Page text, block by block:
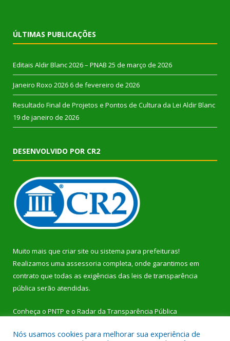
ÚLTIMAS PUBLICAÇÕES
Editais Aldir Blanc 2026 – PNAB 25 de março de 2026
Janeiro Roxo 2026 6 de fevereiro de 2026
Resultado Final de Projetos e Pontos de Cultura da Lei Aldir Blanc
19 de janeiro de 2026
DESENVOLVIDO POR CR2
Muito mais que criar site ou sistema para prefeituras!
Realizamos uma assessoria completa, onde garantimos em
contrato que todas as exigências das leis de transparência
pública serão atendidas.
Conheça o PNTP e o Radar da Transparência Pública
Nós usamos cookies para melhorar sua experiência de